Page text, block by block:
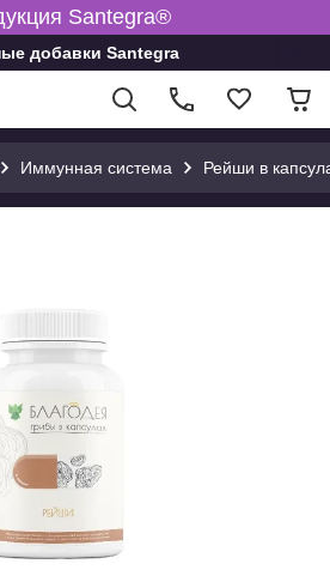
Santegra®
добавки Santegra
Иммунная система Рейши в